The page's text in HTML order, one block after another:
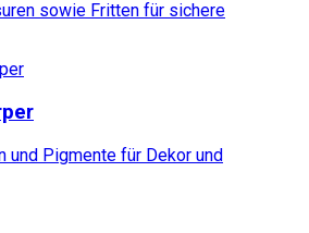
sowie Fritten für sichere
und Pigmente für Dekor und